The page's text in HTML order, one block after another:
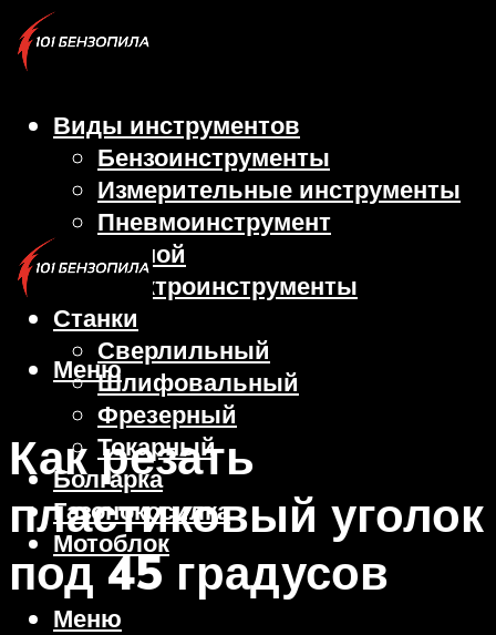
Виды инструментов
Бензоинструменты
Измерительные инструменты
Пневмоинструмент
Ручной
Электроинструменты
Станки
Сверлильный
Шлифовальный
Фрезерный
Токарный
Болгарка
Газонокосилка
Мотоблок
Меню
Меню
Как резать
пластиковый уголок
под 45 градусов